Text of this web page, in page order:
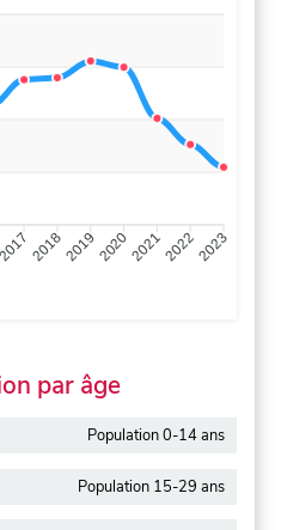
2017 201820192020202120222023
par âge
Population 0-14 ans
Population 15-29 ans